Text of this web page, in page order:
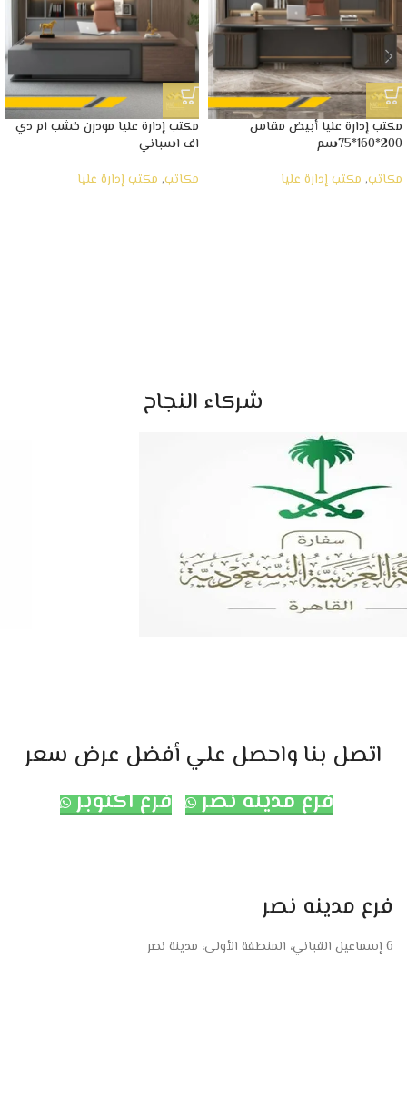
مكتب إدارة عليا أبيض مقاس
200*160*75سم
مكاتب, مكتب إدارة عليا
مكتب إدارة عليا مودرن خشب ام دي
اف اسباني
مكاتب, مكتب إدارة عليا
شركاء النجاح
اتصل بنا واحصل علي أفضل عرض سعر
فرع مدينه نصر
فرع اكتوبر
فرع مدينه نصر
6 إسماعيل القباني، المنطقة الأولى، مدينة نصر